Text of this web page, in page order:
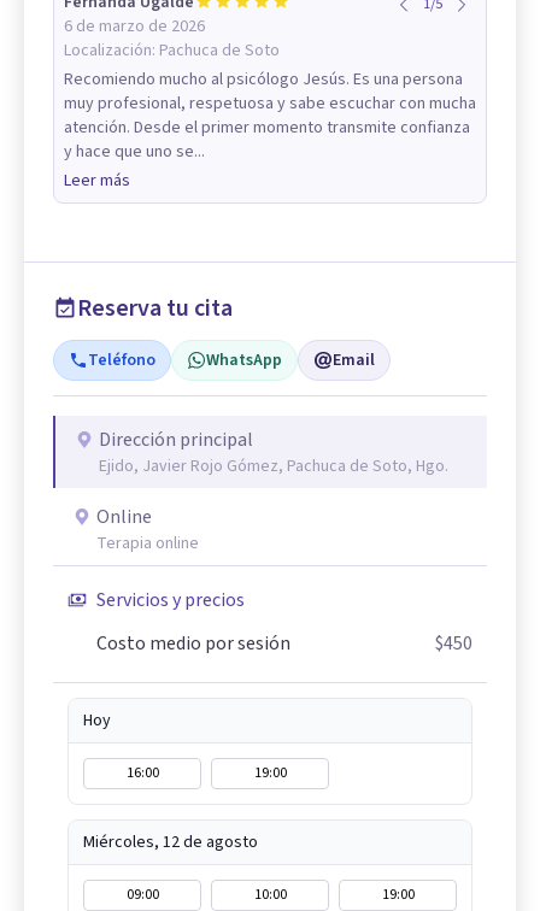
6 de marzo de 2026
Localización: Pachuca de Soto
1/5
Recomiendo mucho al psicólogo Jesús. Es una persona
muy profesional, respetuosa y sabe escuchar con mucha
atención. Desde el primer momento transmite confianza
y hace que uno se...
Leer más
Reserva tu cita
Teléfono WhatsApp Email
Dirección principal
Ejido, Javier Rojo Gómez, Pachuca de Soto, Hgo.
Online
Terapia online
Servicios y precios
Costo medio por sesión
$450
Hoy
16:00 19:00
Miércoles, 12 de agosto
09:00 10:00 19:00